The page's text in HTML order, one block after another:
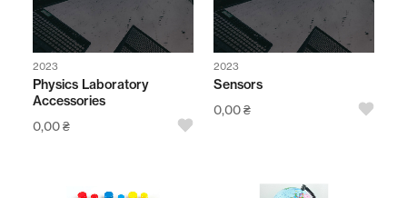
2023
Physics Laboratory
Accessories
0,00₴
2023
Sensors
0,00₴